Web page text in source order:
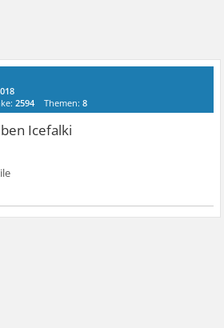
2594 Themen:8
Icefalki